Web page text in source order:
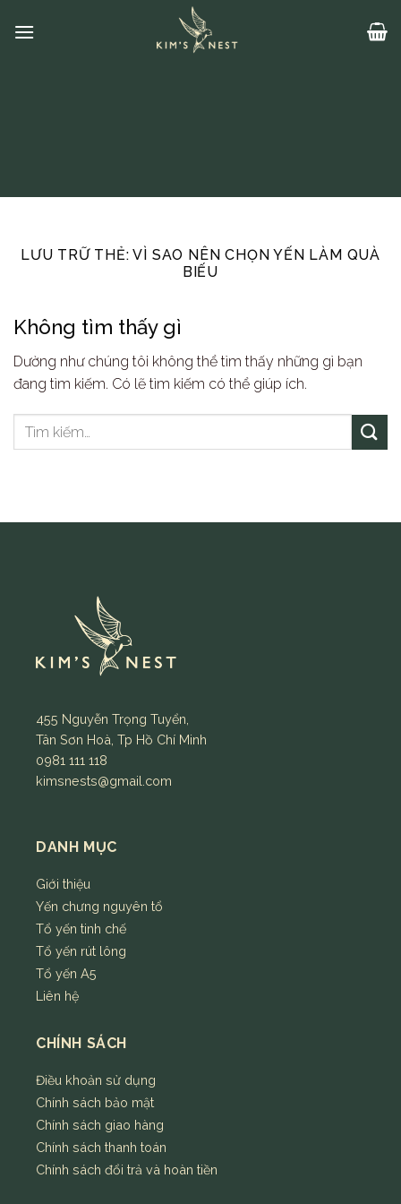
qua
LƯU TRỮ THẺ:VÌ SAO NÊN CHỌN YẾN LÀM QUÀ
BIẾU
Không tìm thấy gì
Dường như chúng tôi không thể tìm thấy những gì bạn
đang tìm kiếm. Có lẽ tìm kiếm có thể giúp ích.
455 Nguyễn Trọng Tuyển,
Tân Sơn Hoà, Tp Hồ Chí Minh
0981 111 118
kimsnests@gmail.com
DANH MỤC
Giới thiệu
Yến chưng nguyên tổ
Tổ yến tinh chế
Tổ yến rút lông
Tổ yến A5
Liên hệ
CHÍNH SÁCH
Điều khoản sử dụng
Chính sách bảo mật
Chính sách giao hàng
Chính sách thanh toán
Chính sách đổi trả và hoàn tiền